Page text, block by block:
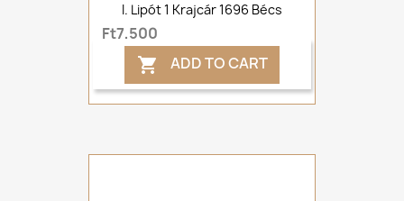
I. Lipót 1 Krajcár 1696 Bécs
Ft7,500
 ADD TO CART